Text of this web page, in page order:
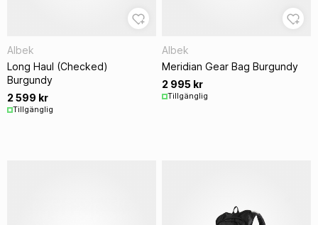
Albek
Long Haul (Checked)
Burgundy
2 599 kr
Tillgänglig
Albek
Meridian Gear Bag Burgundy
2 995 kr
Tillgänglig